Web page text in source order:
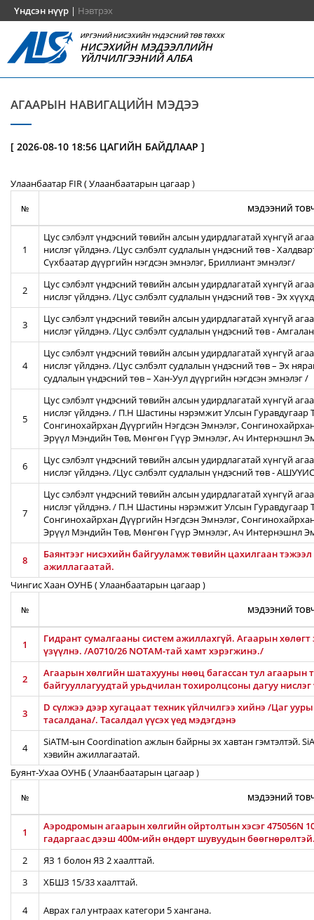
Үндсэн нүүр | Нэвтрэх
ИРГЭНИЙ НИСЭХИЙН ҮНДЭСНИЙ ТӨВ ТӨХХК
НИСЭХИЙН МЭДЭЭЛЛИЙН
ҮЙЛЧИЛГЭЭНИЙ АЛБА
АГААРЫН НАВИГАЦИЙН МЭДЭЭ
[ 2026-08-10 18:56 ЦАГИЙН БАЙДЛААР ]
Улаанбаатар FIR ( Улаанбаатарын цагаар )
№ МЭДЭЭНИЙ
1
Цус сэлбэлт үндэсний төвийн алсын удирдлагатай хүнгүй
нислэг үйлдэнэ. /Цус сэлбэлт судлалын үндэсний төв -
Сүхбаатар дүүргийн нэгдсэн эмнэлэг, Бриллиант эмнэлэг/
2
Цус сэлбэлт үндэсний төвийн алсын удирдлагатай хүнгүй
нислэг үйлдэнэ. /Цус сэлбэлт судлалын үндэсний төв - Эх
3
Цус сэлбэлт үндэсний төвийн алсын удирдлагатай хүнгүй
нислэг үйлдэнэ. /Цус сэлбэлт судлалын үндэсний төв -
4
Цус сэлбэлт үндэсний төвийн алсын удирдлагатай хүнгүй
нислэг үйлдэнэ. /Цус сэлбэлт судлалын үндэсний төв – Эх
судлалын үндэсний төв – Хан-Уул дүүргийн нэгдсэн эмнэлэг /
5
Цус сэлбэлт үндэсний төвийн алсын удирдлагатай хүнгүй
нислэг үйлдэнэ. / П.Н Шастины нэрэмжит Улсын Гуравдугаар
Сонгинохайрхан Дүүргийн Нэгдсэн Эмнэлэг,
Эрүүл Мэндийн Төв, Мөнгөн Гүүр Эмнэлэг, Ач Интернэшнл
6
Цус сэлбэлт үндэсний төвийн алсын удирдлагатай хүнгүй
нислэг үйлдэнэ. /Цус сэлбэлт судлалын үндэсний төв -
7
Цус сэлбэлт үндэсний төвийн алсын удирдлагатай хүнгүй
нислэг үйлдэнэ. / П.Н Шастины нэрэмжит Улсын Гуравдугаар
Сонгинохайрхан Дүүргийн Нэгдсэн Эмнэлэг,
Эрүүл Мэндийн Төв, Мөнгөн Гүүр Эмнэлэг, Ач Интернэшнл
8
Баянтээг нисэхийн байгууламж төвийн цахилгаан
ажиллагаатай.
Чингис Хаан ОУНБ ( Улаанбаатарын цагаар )
№ МЭДЭЭНИЙ
1
Гидрант сумалгааны систем ажиллахгүй. Агаарын
үзүүлнэ. /A0710/26 NOTAM-тай хамт хэрэгжинэ./
2
Агаарын хөлгийн шатахууны нөөц багассан тул агаарын
байгууллагуудтай урьдчилан тохиролцсоны дагуу
3
D сүлжээ дээр хугацаат техник үйлчилгээ хийнэ /Цаг
тасалдана/. Тасалдал үүсэх үед мэдэгдэнэ
4
SiATM-ын Coordination ажлын байрны эх хавтан гэмтэлтэй.
хэвийн ажиллагаатай.
Буянт-Ухаа ОУНБ ( Улаанбаатарын цагаар )
№ МЭДЭЭНИЙ
1
Аэродромын агаарын хөлгийн ойртолтын хэсэг 475056N
гадаргаас дээш 400м-ийн өндөрт шувуудын
2
ЯЗ 1 болон ЯЗ 2 хаалттай.
3
ХБШЗ 15/33 хаалттай.
4 Аврах гал унтраах категори 5 хангана.